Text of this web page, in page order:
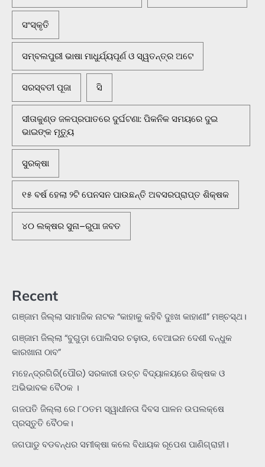
ସଂସ୍କୃତି
ସମ୍ବଲପୁରୀ ଭାଷା ମାଧୁର୍ଯ୍ୟପୂର୍ଣ ଓ ସ୍ୱତନ୍ତ୍ର ଅଟେ
ସରସ୍ବତୀ ପୂଜା ସି
ସୀତାକୁଣ୍ଡ ଜଳପ୍ରପାତରେ ଦୁର୍ଘଟଣା: ପିକନିକ ସମୟରେ ଦୁଇ
ଭାଇଙ୍କ ମୃତ୍ୟୁ
ସୁରକ୍ଷା
୧୫ ବର୍ଷ ହେଲା ୨ଟି ପେନସନ ପାଉଛନ୍ତି ଅବସରପ୍ରାପ୍ତ ଶିକ୍ଷକ
୪୦ ଲକ୍ଷର ସୁନା–ରୁପା ଜବତ
Recent
ଗଞ୍ଜାମ ଜିଲ୍ଲା ସାମାଜିକ ନାଟକ “କାହାକୁ କହିବି ଦୁଃଖ କାହାଣୀ” ମଞ୍ଚସ୍ଥ।
ଗଞ୍ଜାମ ଜିଲ୍ଲା “ବୁଗୁଡ଼ା ପୋଲିସର ଚଢ଼ାଉ, ବେଆଇନ ଦେଶୀ ବନ୍ଧୁକ
କାରଖାନା ଠାବ”
ମହେନ୍ଦ୍ରଗିରି(ପୌର) ସରକାରୀ ଉଚ୍ଚ ବିଦ୍ୟାଳୟରେ ଶିକ୍ଷକ ଓ
ଅଭିଭାବକ ବୈଠକ ।
ଗଜପତି ଜିଲ୍ଲା ରେ ୮୦ତମ ସ୍ୱାଧୀନତା ଦିବସ ପାଳନ ଉପଲକ୍ଷେ
ପ୍ରସ୍ତୁତି ବୈଠକ।
ଜଗପାଡୁ ବଡବନ୍ଧର ସମୀକ୍ଷା କଲେ ବିଧାୟକ ରୂପେଶ ପାଣିଗ୍ରାହୀ।